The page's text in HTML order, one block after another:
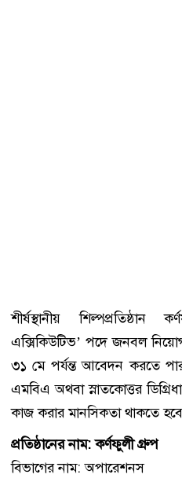
শীর্ষস্থানীয় শিল্পপ্রতিষ্ঠান
এক্সিকিউটিভ’ পদে জনবল
৩১ মে পর্যন্ত আবেদন করতে
এমবিএ অথবা স্নাতকোত্তর
কাজ করার মানসিকতা থাকতে
প্রতিষ্ঠানের নাম: কর্ণফুলী গ্রুপ
বিভাগের নাম: অপারেশনস